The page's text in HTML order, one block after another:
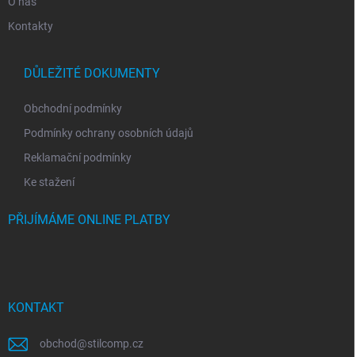
Kontakty
DŮLEŽITÉ DOKUMENTY
Obchodní podmínky
Podmínky ochrany osobních údajů
Reklamační podmínky
Ke stažení
PŘIJÍMÁME ONLINE PLATBY
KONTAKT
obchod@stilcomp.cz